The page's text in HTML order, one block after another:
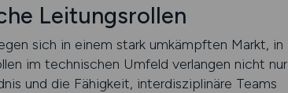
Leitungsrollen
sich in einem stark umkämpften Markt, in
im technischen Umfeld verlangen nicht nur
und die Fähigkeit, interdisziplinäre Teams